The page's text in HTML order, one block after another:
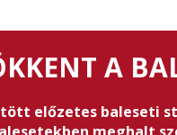
A
előzetes baleseti